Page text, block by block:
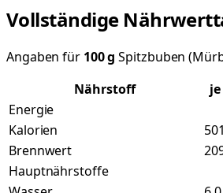
Vollständige
Angaben für 100g Spitzbuben
Nährstoff
je
Energie
Kalorien
Brennwert
Hauptnährstoffe